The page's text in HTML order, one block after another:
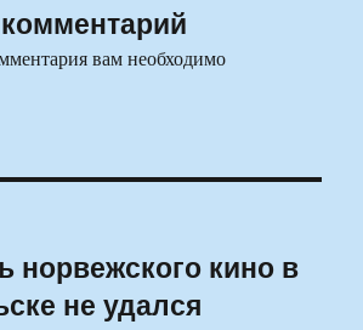
вам необходимо
норвежского кино в
не удался